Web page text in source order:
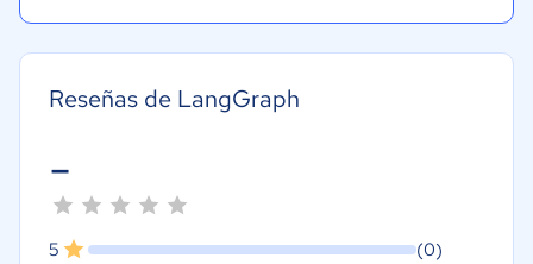
Reseñas de LangGraph
-
5
(0)